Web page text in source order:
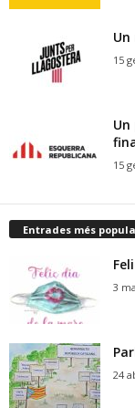
15
15
Entrades més
3
24